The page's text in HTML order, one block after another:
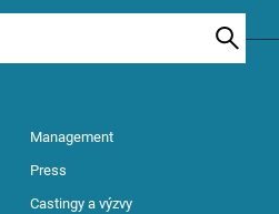
Management
Press
Castingy a výzvy